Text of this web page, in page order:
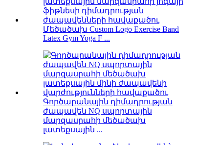
Մեծածախ Custom Logo Exercise Band
Latex Gym Yoga F ...
Գործարանային դիմադրության
ժապավեն NQ սպորտային
մարզասրահի մեծածախ
լատեքսային ...